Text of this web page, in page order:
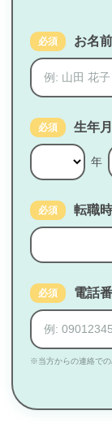
必須 お名前
必須 生年
年
必須 転職
必須 電話
※当方からの連絡で